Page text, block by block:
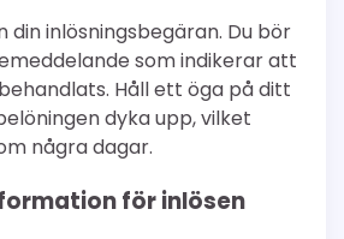
din inlösningsbegäran. Du bör
som indikerar att
Håll ett öga på ditt
dyka upp, vilket
några dagar.
för inlösen